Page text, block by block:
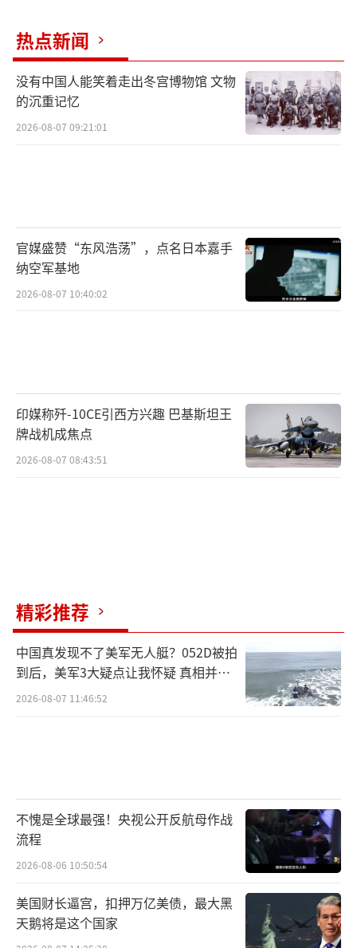
存在缺陷。
监督机构称，直到2021年2月被新墨西哥州
起诉，能源部才提议将该实验室的清理预算增
加约三分之一，而此前并没有增加预算的计
热点新闻
没有中国人能笑着走出冬宫博物馆 文物
的沉重记忆
2026-08-07 09:21:01
官媒盛赞“东风浩荡”，点名日本嘉手
纳空军基地
2026-08-07 10:40:02
印媒称歼-10CE引西方兴趣 巴基斯坦王
牌战机成焦点
2026-08-07 08:43:51
精彩推荐
中国真发现不了美军无人艇？052D被拍
到后，美军3大疑点让我怀疑 真相并非
如此
2026-08-07 11:46:52
不愧是全球最强！央视公开反航母作战
流程
2026-08-06 10:50:54
美国财长逼宫，扣押万亿美债，最大黑
天鹅将是这个国家